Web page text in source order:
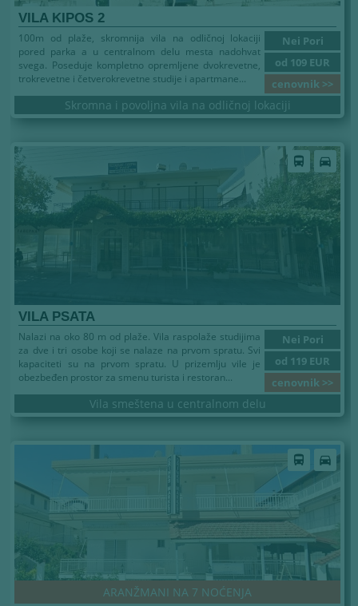
VILA KIPOS 2
Nei Pori
od 109 EUR
cenovnik >>
100m od plaže, skromnija vila na odličnoj lokaciji
pored parka a u centralnom delu mesta nadohvat
svega. Poseduje kompletno opremljene dvokrevetne,
trokrevetne i četverokrevetne studije i apartmane...
Skromna i povoljna vila na odličnoj lokaciji
directions_bus directions_car
VILA PSATA
Nei Pori
od 119 EUR
cenovnik >>
Nalazi na oko 80 m od plaže. Vila raspolaže studijima
za dve i tri osobe koji se nalaze na prvom spratu. Svi
kapaciteti su na prvom spratu. U prizemlju vile je
obezbeđen prostor za smenu turista i restoran...
Vila smeštena u centralnom delu
directions_bus directions_car
ARANŽMANI NA 7 NOĆENJA